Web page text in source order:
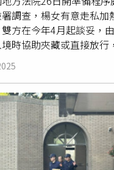
調查，楊女有意走私加
方在今年4月起談妥，
時協助夾藏或直接放行
。桃園地院26日開
陳男，涉案是否有起
，並已由檢察官另案偵
太起來。此外法官也提
》第59條，犯罪顯可
未經合議庭討論，但自
，陳男自己也回答「沒
，將等全部被告準備程